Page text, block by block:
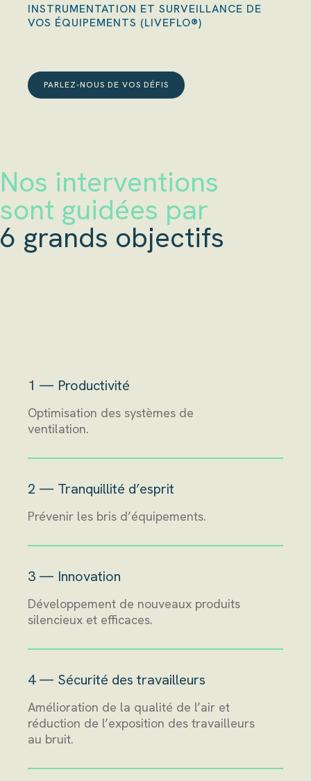
INSTRUMENTATION ET SURVEILLANCE DE
VOS ÉQUIPEMENTS (LIVEFLO®)
PARLEZ-NOUS DE VOS DÉFIS
Nos interventions
sont guidées par
6 grands objectifs
1 — Productivité
Optimisation des systèmes de
ventilation.
2 — Tranquillité d’esprit
Prévenir les bris d’équipements.
3 — Innovation
Développement de nouveaux produits
silencieux et efficaces.
4 — Sécurité des travailleurs
Amélioration de la qualité de l’air et
réduction de l’exposition des travailleurs
au bruit.